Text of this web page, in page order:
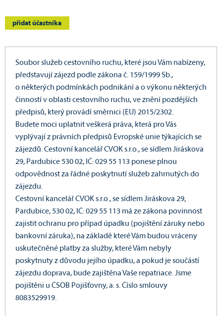
přidat účastníka
Soubor služeb cestovního ruchu, které jsou Vám nabízeny,
představují zájezd podle zákona č. 159/1999 Sb.,
o některých podmínkách podnikání a o výkonu některých
činností v oblasti cestovního ruchu, ve znění pozdějších
předpisů, který provádí směrnici (EU) 2015/2302.
Budete moci uplatnit veškerá práva, která pro Vás
vyplývají z právních předpisů Evropské unie týkajících se
zájezdů. Cestovní kancelář CVOK s.r.o., se sídlem Jiráskova
29, Pardubice 530 02, IČ: 029 55 113 ponese plnou
odpovědnost za řádné poskytnutí služeb zahrnutých do
zájezdu.
Cestovní kancelář CVOK s.r.o., se sídlem Jiráskova 29,
Pardubice, 530 02, IČ: 029 55 113 má ze zákona povinnost
zajistit ochranu pro případ úpadku (pojištění záruky nebo
bankovní záruka), na základě které Vám budou vráceny
uskutečněné platby za služby, které Vám nebyly
poskytnuty z důvodu jejího úpadku, a pokud je součástí
zájezdu doprava, bude zajištěna Vaše repatriace. Jsme
pojištěni u ČSOB Pojišťovny, a. s. Číslo smlouvy
8083529919.